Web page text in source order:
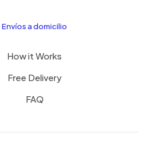
Envíos a domicilio
How it Works
Free Delivery
FAQ